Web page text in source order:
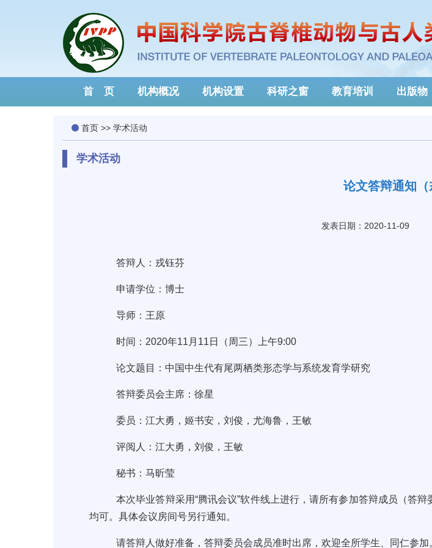
首 页 机构概况 机构设置 科研之窗 教育培训 出版物
首页 >> 学术活动
学术活动
论文答辩通知（
发表日期：2020-11-09
答辩人：戎钰芬
申请学位：博士
导师：王原
时间：2020年11月11日（周三）上午9:00
论文题目：中国中生代有尾两栖类形态学与系统发育学研究
答辩委员会主席：徐星
委员：江大勇，姬书安，刘俊，尤海鲁，王敏
评阅人：江大勇，刘俊，王敏
秘书：马昕莹
本次毕业答辩采用“腾讯会议”软件线上进行，请所有参加答辩成员（答辩
均可。具体会议房间号另行通知。
请答辩人做好准备，答辩委员会成员准时出席，欢迎全所学生、同仁参加